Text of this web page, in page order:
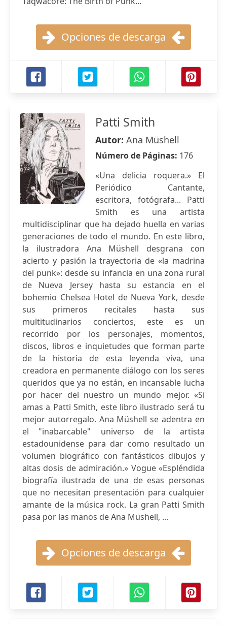
Opciones de descarga
Patti Smith
Autor: Ana Müshell
Número de Páginas: 176
«Una delicia roquera.» El
Periódico Cantante,
escritora, fotógrafa... Patti
Smith es una artista
multidisciplinar que ha dejado huella en varias
generaciones de todo el mundo. En este libro,
la ilustradora Ana Müshell desgrana con
acierto y pasión la trayectoria de «la madrina
del punk»: desde su infancia en una zona rural
de Nueva Jersey hasta su estancia en el
bohemio Chelsea Hotel de Nueva York, desde
sus primeros recitales hasta sus
multitudinarios conciertos, este es un
recorrido por los personajes, momentos,
discos, libros e inquietudes que forman parte
de la historia de esta leyenda viva, una
creadora en permanente diálogo con los seres
queridos que ya no están, en incansable lucha
por hacer del nuestro un mundo mejor. «Si
amas a Patti Smith, este libro ilustrado será tu
mejor autorregalo. Ana Müshell se adentra en
el "inabarcable" universo de la artista
estadounidense para dar como resultado un
volumen biográfico con fantásticos dibujos y
altas dosis de admiración.» Vogue «Espléndida
biografía ilustrada de una de esas personas
que no necesitan presentación para cualquier
amante de la música rock. La gran Patti Smith
pasa por las manos de Ana Müshell, ...
Opciones de descarga